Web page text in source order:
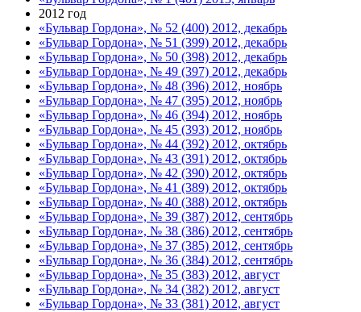
2012 год
«Бульвар Гордона», № 52 (400) 2012, декабрь
«Бульвар Гордона», № 51 (399) 2012, декабрь
«Бульвар Гордона», № 50 (398) 2012, декабрь
«Бульвар Гордона», № 49 (397) 2012, декабрь
«Бульвар Гордона», № 48 (396) 2012, ноябрь
«Бульвар Гордона», № 47 (395) 2012, ноябрь
«Бульвар Гордона», № 46 (394) 2012, ноябрь
«Бульвар Гордона», № 45 (393) 2012, ноябрь
«Бульвар Гордона», № 44 (392) 2012, октябрь
«Бульвар Гордона», № 43 (391) 2012, октябрь
«Бульвар Гордона», № 42 (390) 2012, октябрь
«Бульвар Гордона», № 41 (389) 2012, октябрь
«Бульвар Гордона», № 40 (388) 2012, октябрь
«Бульвар Гордона», № 39 (387) 2012, сентябрь
«Бульвар Гордона», № 38 (386) 2012, сентябрь
«Бульвар Гордона», № 37 (385) 2012, сентябрь
«Бульвар Гордона», № 36 (384) 2012, сентябрь
«Бульвар Гордона», № 35 (383) 2012, август
«Бульвар Гордона», № 34 (382) 2012, август
«Бульвар Гордона», № 33 (381) 2012, август